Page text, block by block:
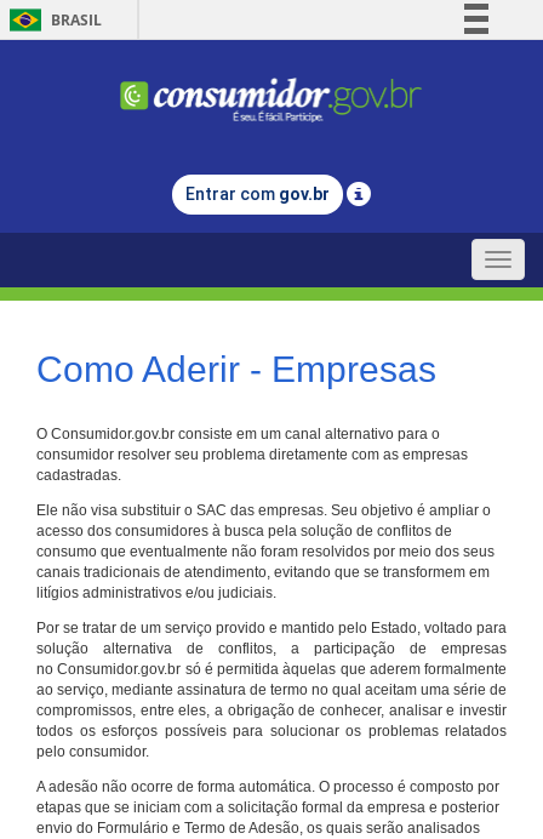
BRASIL
Comunica BR
Legislação
Entrar com gov.br
Toggle
Como Aderir - Empresas
O Consumidor.gov.br consiste em um canal alternativo para o
consumidor resolver seu problema diretamente com as empresas
cadastradas.
Ele não visa substituir o SAC das empresas. Seu objetivo é ampliar o
acesso dos consumidores à busca pela solução de conflitos de
consumo que eventualmente não foram resolvidos por meio dos seus
canais tradicionais de atendimento, evitando que se transformem em
litígios administrativos e/ou judiciais.
Por se tratar de um serviço provido e mantido pelo Estado, voltado para
solução alternativa de conflitos, a participação de empresas
no Consumidor.gov.br só é permitida àquelas que aderem formalmente
ao serviço, mediante assinatura de termo no qual aceitam uma série de
compromissos, entre eles, a obrigação de conhecer, analisar e investir
todos os esforços possíveis para solucionar os problemas relatados
pelo consumidor.
A adesão não ocorre de forma automática. O processo é composto por
etapas que se iniciam com a solicitação formal da empresa e posterior
envio do Formulário e Termo de Adesão, os quais serão analisados